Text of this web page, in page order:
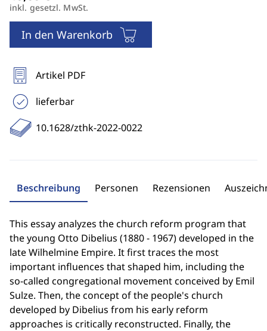
inkl. gesetzl. MwSt.
In den Warenkorb
Artikel PDF
lieferbar
10.1628/zthk-2022-0022
Beschreibung Personen Rezensionen
This essay analyzes the church reform program that
the young Otto Dibelius (1880 - 1967) developed in the
late Wilhelmine Empire. It first traces the most
important influences that shaped him, including the
so-called congregational movement conceived by Emil
Sulze. Then, the concept of the people's church
developed by Dibelius from his early reform
approaches is critically reconstructed. Finally, the